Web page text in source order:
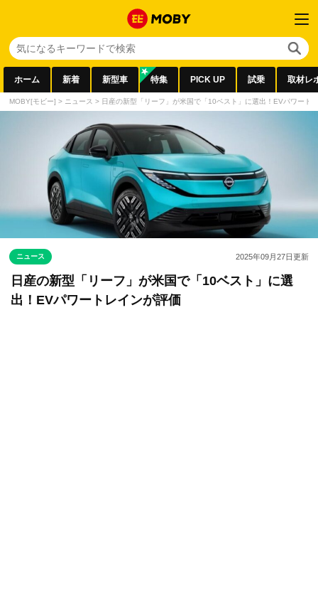
ホーム 新着 新型車 特集 PICK UP 試乗 取材レ
MOBY[モビー] > ニュース > 日産の新型「リーフ」が米国で「10ベスト」に選出！EVパワート
ニュース 2025年09月27日更新
日産の新型「リーフ」が米国で「10ベスト」に選
出！EVパワートレインが評価